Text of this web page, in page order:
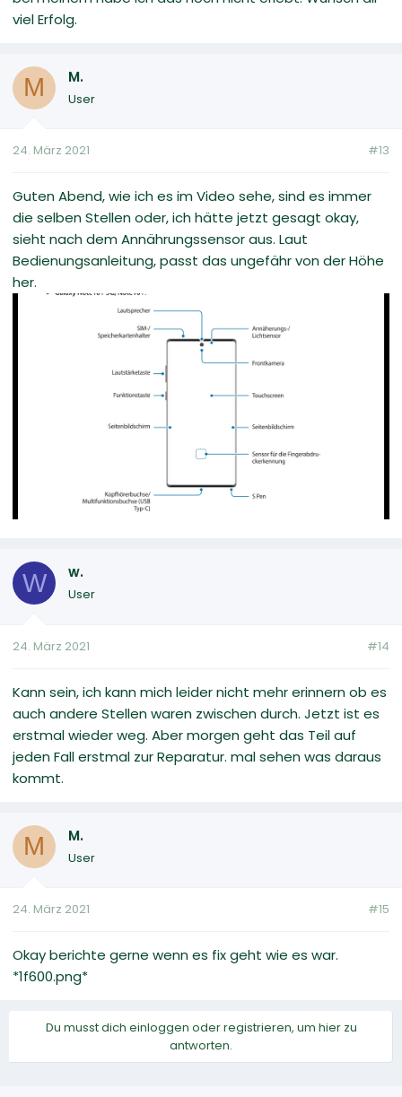
viel Erfolg.
M M.
User
24. März 2021 #13
Guten Abend, wie ich es im Video sehe, sind es immer
die selben Stellen oder, ich hätte jetzt gesagt okay,
sieht nach dem Annährungssensor aus. Laut
Bedienungsanleitung, passt das ungefähr von der Höhe
her.
W w.
User
24. März 2021 #14
Kann sein, ich kann mich leider nicht mehr erinnern ob es
auch andere Stellen waren zwischen durch. Jetzt ist es
erstmal wieder weg. Aber morgen geht das Teil auf
jeden Fall erstmal zur Reparatur. mal sehen was daraus
kommt.
M M.
User
24. März 2021 #15
Okay berichte gerne wenn es fix geht wie es war.
*1f600.png*
Du musst dich einloggen oder registrieren, um hier zu
antworten.